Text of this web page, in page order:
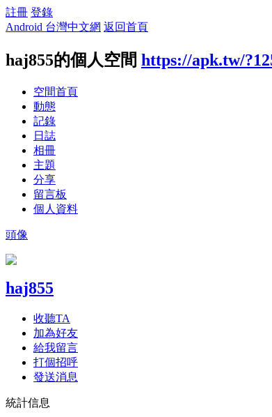
註冊 登錄
Android 台灣中文網 返回首頁
haj855的個人空間 https://apk.tw/
空間首頁
動態
記錄
日誌
相冊
主題
分享
留言板
個人資料
頭像
haj855
收聽TA
加為好友
給我留言
打個招呼
發送消息
統計信息